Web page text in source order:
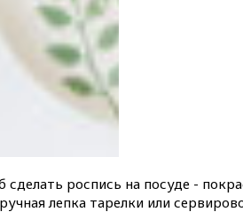
роспись на посуде -
лепка тарелки или